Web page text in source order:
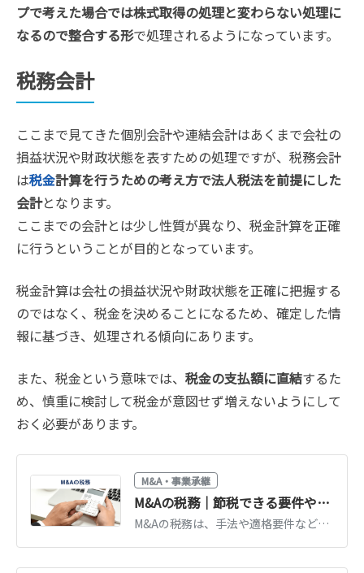
プで考えた場合では株式取得の処理と変わらない処理に
なるので整合する形で処理されるようになっています。
税務会計
ここまで見てきた個別会計や連結会計はあくまで会社の
損益状況や財政状態を表すための処理ですが、税務会計
は税金計算を行うための考え方で法人税法を前提にした
会計となります。
ここまでの会計とは少し性質が異なり、税金計算を正確
に行うということが目的となっています。
税金計算は会社の損益状況や財政状態を正確に把握する
のではなく、税金を決めることになるため、確定した情
報に基づき、処理される傾向にあります。
また、税金という意味では、 税金の支払額に直結するた
め、慎重に検討して税金が意図せず増えないようにして
おく必要があります。
M&A・事業承継
M&Aの税務｜節税できる要件や税制改正を税理士が徹底解説
M&Aの税務は、手法や適格要件などによって異なります。専門知識を要する税務は、M&Aをスムーズに進める上で非常に重要です。税理士がM&Aの税務手続きや適格要件、税務リスクについてくわしく解説します。（公認会計士・税理士 河野 雅人 監修）